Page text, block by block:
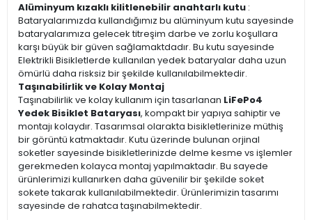
Alüminyum kızaklı kilitlenebilir anahtarlı kutu :
Bataryalarımızda kullandığımız bu alüminyum kutu sayesinde
bataryalarımıza gelecek titreşim darbe ve zorlu koşullara
karşı büyük bir güven sağlamaktdadır. Bu kutu sayesinde
Elektrikli Bisikletlerde kullanılan yedek bataryalar daha uzun
ömürlü daha risksiz bir şekilde kullanılabilmektedir.
Taşınabilirlik ve Kolay Montaj
Taşınabilirlik ve kolay kullanım için tasarlanan LiFePo4
Yedek Bisiklet Bataryası, kompakt bir yapıya sahiptir ve
montajı kolaydır. Tasarımsal olarakta bisikletlerinize müthiş
bir görüntü katmaktadır. Kutu üzerinde bulunan orjinal
soketler sayesinde bisikletlerinizde delme kesme vs işlemler
gerekmeden kolayca montaj yapılmaktadır. Bu sayede
ürünlerimizi kullanırken daha güvenilir bir şekilde soket
sokete takarak kullanılabilmektedir. Ürünlerimizin tasarımı
sayesinde de rahatca taşınabilmektedir.